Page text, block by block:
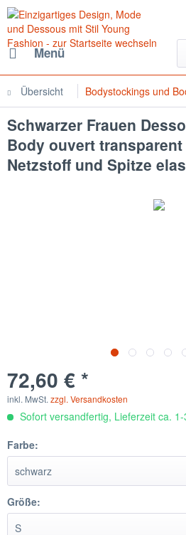
Menü
Übersicht Bodystockings und
Schwarzer Frauen
Body ouvert
Netzstoff und Spitze
72,60 € *
inkl. MwSt. zzgl. Versandkosten
Sofort versandfertig, Lieferzeit ca.
Farbe:
Größe: